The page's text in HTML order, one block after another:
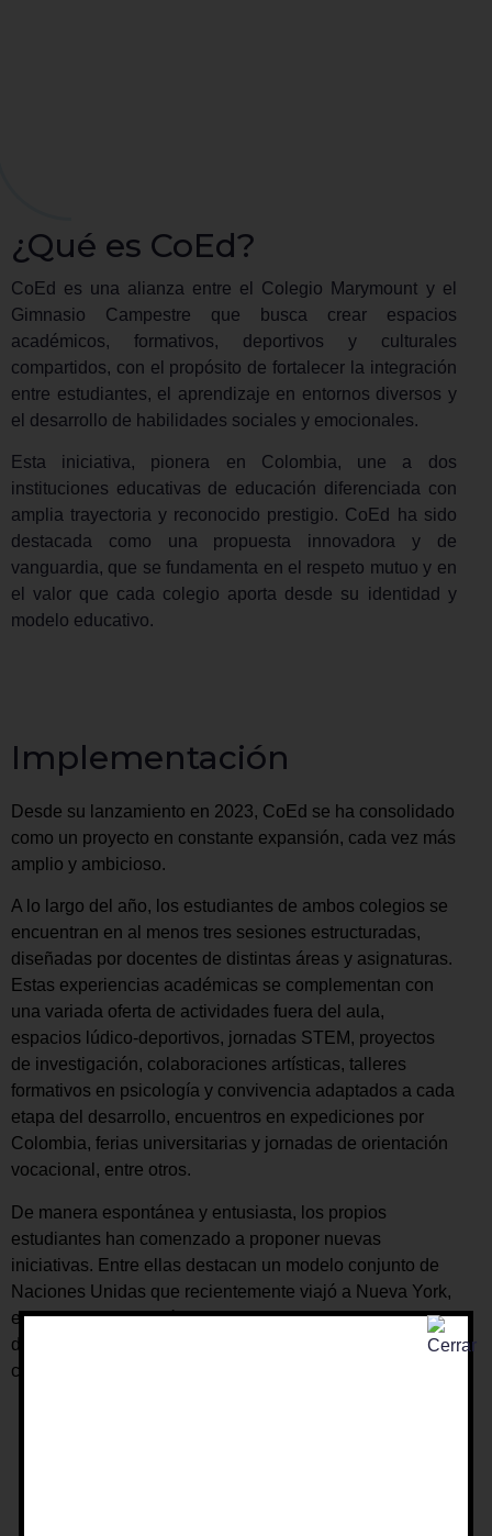
¿Qué es CoEd?
CoEd es una alianza entre el Colegio Marymount y el
Gimnasio Campestre que busca crear espacios
académicos, formativos, deportivos y culturales
compartidos, con el propósito de fortalecer la integración
entre estudiantes, el aprendizaje en entornos diversos y
el desarrollo de habilidades sociales y emocionales.
Esta iniciativa, pionera en Colombia, une a dos
instituciones educativas de educación diferenciada con
amplia trayectoria y reconocido prestigio. CoEd ha sido
destacada como una propuesta innovadora y de
vanguardia, que se fundamenta en el respeto mutuo y en
el valor que cada colegio aporta desde su identidad y
modelo educativo.
Implementación
Desde su lanzamiento en 2023, CoEd se ha consolidado
como un proyecto en constante expansión, cada vez más
amplio y ambicioso.
A lo largo del año, los estudiantes de ambos colegios se
encuentran en al menos tres sesiones estructuradas,
diseñadas por docentes de distintas áreas y asignaturas.
Estas experiencias académicas se complementan con
una variada oferta de actividades fuera del aula,
espacios lúdico-deportivos, jornadas STEM, proyectos
de investigación, colaboraciones artísticas, talleres
formativos en psicología y convivencia adaptados a cada
etapa del desarrollo, encuentros en expediciones por
Colombia, ferias universitarias y jornadas de orientación
vocacional, entre otros.
De manera espontánea y entusiasta, los propios
estudiantes han comenzado a proponer nuevas
iniciativas. Entre ellas destacan un modelo conjunto de
Naciones Unidas que recientemente viajó a Nueva York,
espacios de formación y debate para los equipos MUN
de ambos colegios, y como proyectos de trabajo social
colaborativo.